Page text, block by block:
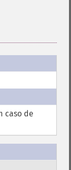
caso de